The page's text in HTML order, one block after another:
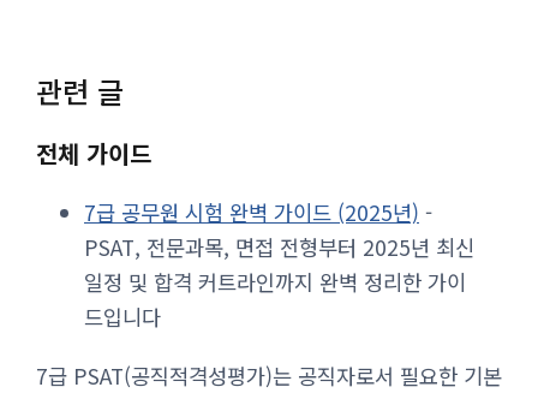
관련 글
전체 가이드
7급 공무원 시험 완벽 가이드 (2025년) -
PSAT, 전문과목, 면접 전형부터 2025년 최신
일정 및 합격 커트라인까지 완벽 정리한 가이
드입니다
7급 PSAT(공직적격성평가)는 공직자로서 필요한 기본